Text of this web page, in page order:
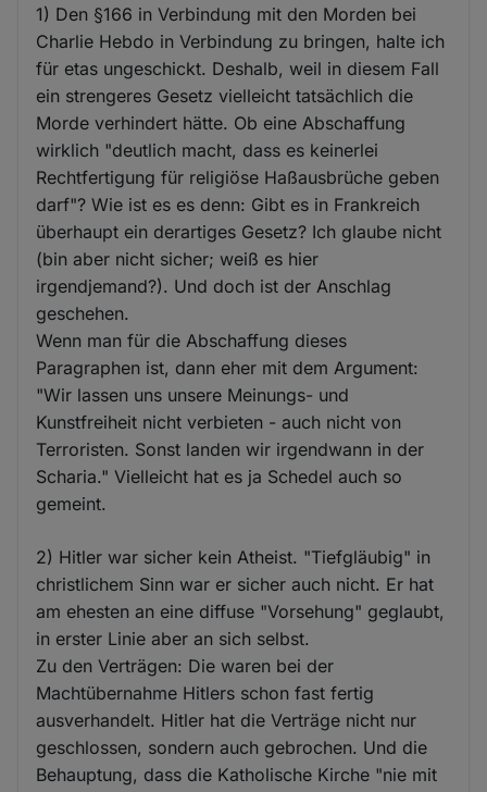
1) Den §166 in Verbindung mit den Morden bei
Charlie Hebdo in Verbindung zu bringen, halte ich
für etas ungeschickt. Deshalb, weil in diesem Fall
ein strengeres Gesetz vielleicht tatsächlich die
Morde verhindert hätte. Ob eine Abschaffung
wirklich "deutlich macht, dass es keinerlei
Rechtfertigung für religiöse Haßausbrüche geben
darf"? Wie ist es es denn: Gibt es in Frankreich
überhaupt ein derartiges Gesetz? Ich glaube nicht
(bin aber nicht sicher; weiß es hier
irgendjemand?). Und doch ist der Anschlag
geschehen.
Wenn man für die Abschaffung dieses
Paragraphen ist, dann eher mit dem Argument:
"Wir lassen uns unsere Meinungs- und
Kunstfreiheit nicht verbieten - auch nicht von
Terroristen. Sonst landen wir irgendwann in der
Scharia." Vielleicht hat es ja Schedel auch so
gemeint.
2) Hitler war sicher kein Atheist. "Tiefgläubig" in
christlichem Sinn war er sicher auch nicht. Er hat
am ehesten an eine diffuse "Vorsehung" geglaubt,
in erster Linie aber an sich selbst.
Zu den Verträgen: Die waren bei der
Machtübernahme Hitlers schon fast fertig
ausverhandelt. Hitler hat die Verträge nicht nur
geschlossen, sondern auch gebrochen. Und die
Behauptung, dass die Katholische Kirche "nie mit